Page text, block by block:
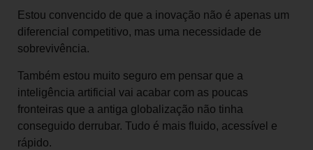
Estou convencido de que a inovação não é apenas um
diferencial competitivo, mas uma necessidade de
sobrevivência.
Também estou muito seguro em pensar que a
inteligência artificial vai acabar com as poucas
fronteiras que a antiga globalização não tinha
conseguido derrubar. Tudo é mais fluido, acessível e
rápido.